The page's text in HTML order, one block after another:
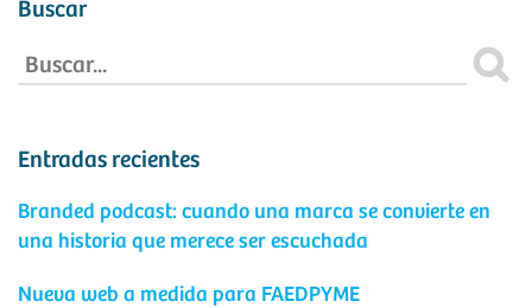
Buscar
Entradas recientes
Branded podcast: cuando una marca se convierte en
una historia que merece ser escuchada
Nueva web a medida para FAEDPYME